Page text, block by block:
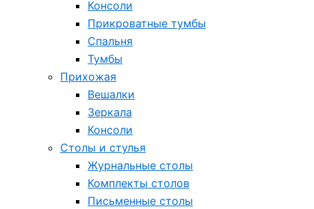
Консоли
Прикроватные тумбы
Спальня
Тумбы
Прихожая
Вешалки
Зеркала
Консоли
Столы и стулья
Журнальные столы
Комплекты столов
Письменные столы